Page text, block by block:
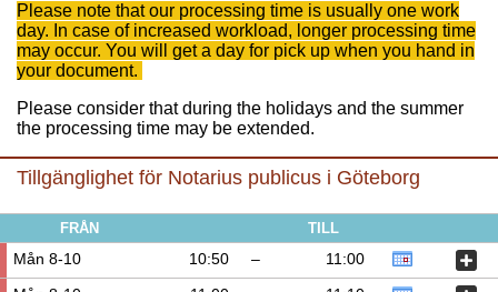
Please note that our processing time is usually one work
day. In case of increased workload, longer processing time
may occur. You will get a day for pick up when you hand in
your document.
Please consider that during the holidays and the summer
the processing time may be extended.
Tillgänglighet för Notarius publicus i Göteborg
FRÅN TILL
Mån 8-10 10:50 –
11:00